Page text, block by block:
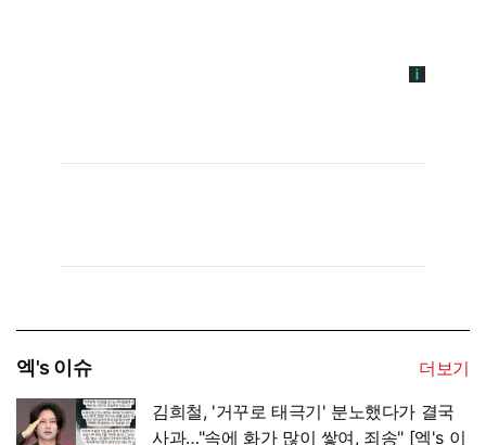
엑's 이슈
더보기
김희철, '거꾸로 태극기' 분노했다가 결국
사과…"속에 화가 많이 쌓여, 죄송" [엑's 이